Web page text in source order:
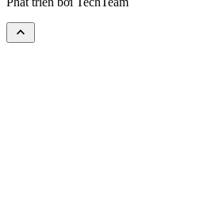
keyboard_arrow_up